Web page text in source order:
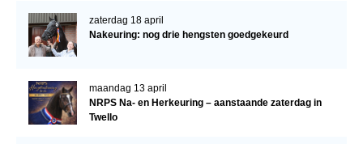
zaterdag 18 april
Nakeuring: nog drie hengsten goedgekeurd
maandag 13 april
NRPS Na- en Herkeuring – aanstaande zaterdag in
Twello